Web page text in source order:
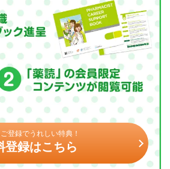
登録でうれしい特典！
登録はこちら